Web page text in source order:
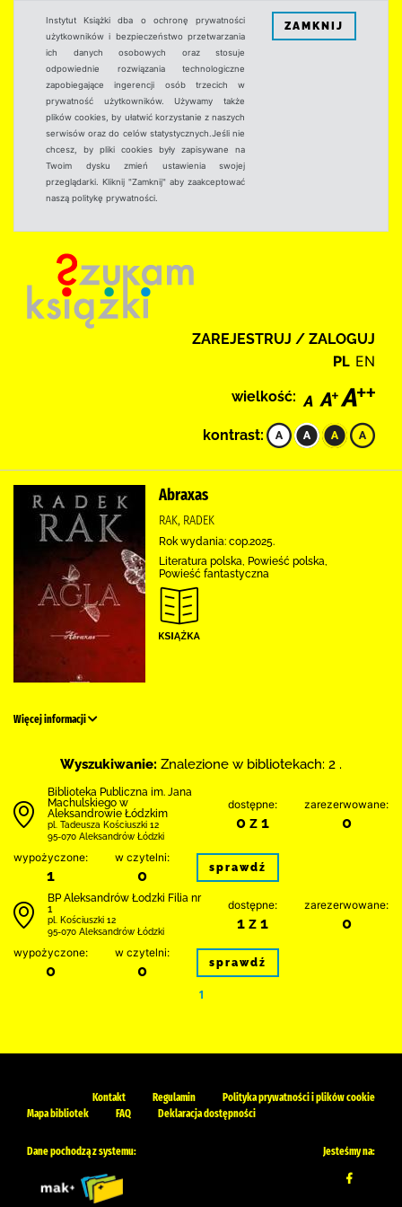
Instytut Książki dba o ochronę prywatności
użytkowników i bezpieczeństwo przetwarzania
ich danych osobowych oraz stosuje
odpowiednie rozwiązania technologiczne
zapobiegające ingerencji osób trzecich w
prywatność użytkowników. Używamy także
plików cookies, by ułatwić korzystanie z naszych
serwisów oraz do celów statystycznych.Jeśli nie
chcesz, by pliki cookies były zapisywane na
Twoim dysku zmień ustawienia swojej
przeglądarki. Kliknij "Zamknij" aby zaakceptować
naszą politykę prywatności.
ZAMKNIJ
ZAREJESTRUJ / ZALOGUJ
PL EN
wielkość:
kontrast:
Abraxas
RAK, RADEK
Rok wydania: cop.2025.
Literatura polska, Powieść polska,
Powieść fantastyczna
Więcej informacji
Wyszukiwanie: Znalezione w bibliotekach: 2 .
Biblioteka Publiczna im. Jana
Machulskiego w
Aleksandrowie Łódzkim
pl. Tadeusza Kościuszki 12
95-070 Aleksandrów Łódzki
dostępne:
0 z 1
zarezerwowane:
0
wypożyczone:
1
w czytelni:
0 sprawdź
BP Aleksandrów Łodzki Filia nr
1
pl. Kościuszki 12
95-070 Aleksandrów Łódzki
dostępne:
1 z 1
zarezerwowane:
0
wypożyczone:
0
w czytelni:
0 sprawdź
1
Kontakt Regulamin
Polityka prywatności i plików cookie
Mapa bibliotek
FAQ Deklaracja dostępności
Dane pochodzą z systemu: Jesteśmy na: